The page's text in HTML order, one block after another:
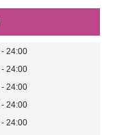
24:00
24:00
24:00
24:00
24:00